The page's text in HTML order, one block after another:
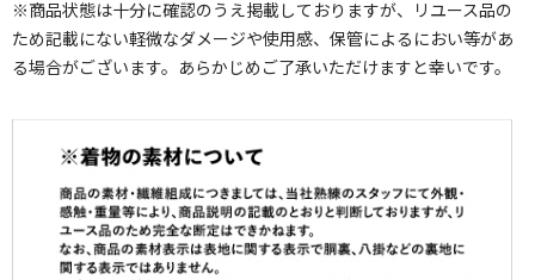
※商品状態は十分に確認のうえ掲載しておりますが、リユース品の
ため記載にない軽微なダメージや使用感、保管によるにおい等があ
る場合がございます。あらかじめご了承いただけますと幸いです。